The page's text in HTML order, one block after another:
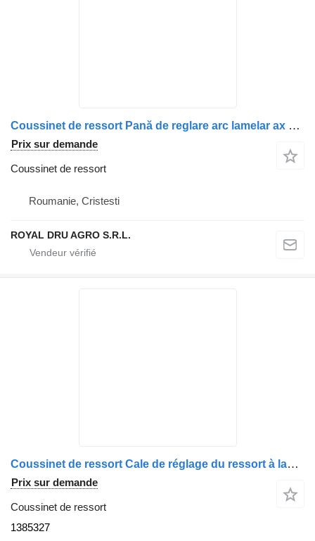
Coussinet de ressort Pană de reglare arc lamelar ax secundar dreapta 1383644-11 pour camion Scania Scania
Prix sur demande
Coussinet de ressort
Roumanie, Cristesti
ROYAL DRU AGRO S.R.L.
Coussinet de ressort Cale de réglage du ressort à lames de l'arbre secondaire droit 1385327 pour camion Scania
Prix sur demande
Coussinet de ressort
1385327